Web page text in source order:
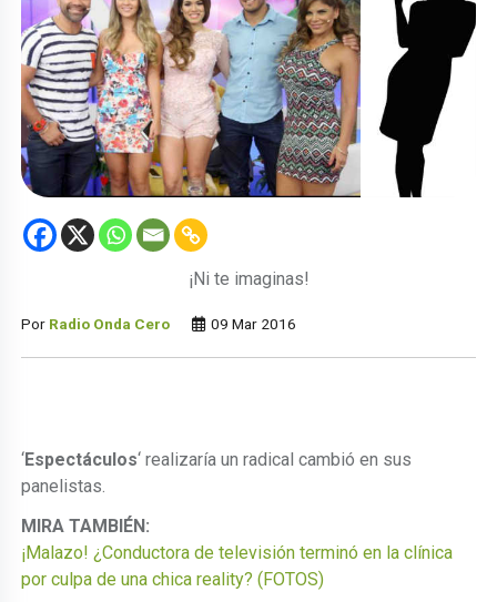
¡Ni te imaginas!
Por Radio Onda Cero 09 Mar 2016
‘Espectáculos‘ realizaría un radical cambió en sus
panelistas.
MIRA TAMBIÉN:
¡Malazo! ¿Conductora de televisión terminó en la clínica
por culpa de una chica reality? (FOTOS)